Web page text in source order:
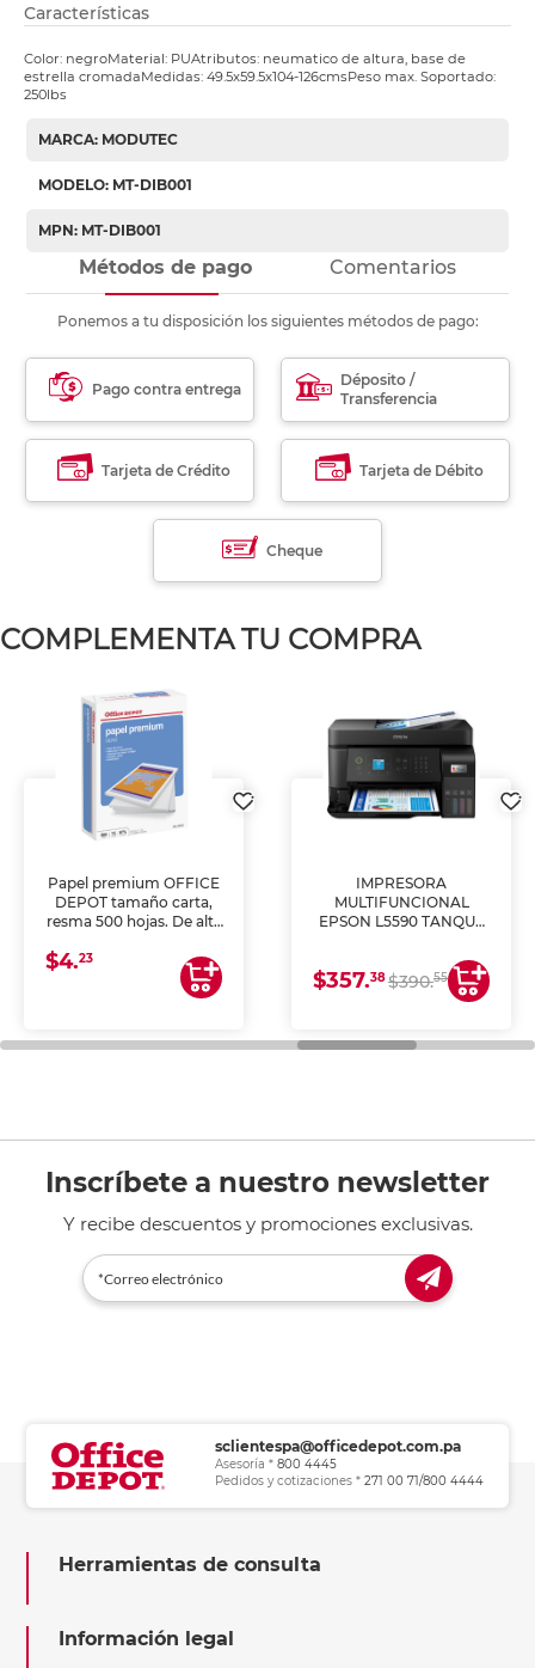
Características
Color: negroMaterial: PUAtributos: neumatico de altura, base de
estrella cromadaMedidas: 49.5x59.5x104-126cmsPeso max. Soportado:
250lbs
MARCA: MODUTEC
MODELO: MT-DIB001
MPN: MT-DIB001
Métodos de pago Comentarios
Ponemos a tu disposición los siguientes métodos de pago:
Pago contra entrega
Déposito /
Transferencia
Tarjeta de Crédito Tarjeta de Débito
Cheque
COMPLEMENTA TU COMPRA
Papel premium OFFICE
DEPOT tamaño carta,
resma 500 hojas. De alta
uniforme, ideal para
impresoras de inyección
de tinta y láser,
general de oficina.
$4.23
IMPRESORA
MULTIFUNCIONAL
EPSON L5590 TANQUE
COPIA Y ESCANEA)
$357.38$390.55
Inscríbete a nuestro newsletter
Y recibe descuentos y promociones exclusivas.
sclientespa@officedepot.com.pa
Asesoría * 800 4445
Pedidos y cotizaciones * 271 00 71/800 4444
Herramientas de consulta
Información legal